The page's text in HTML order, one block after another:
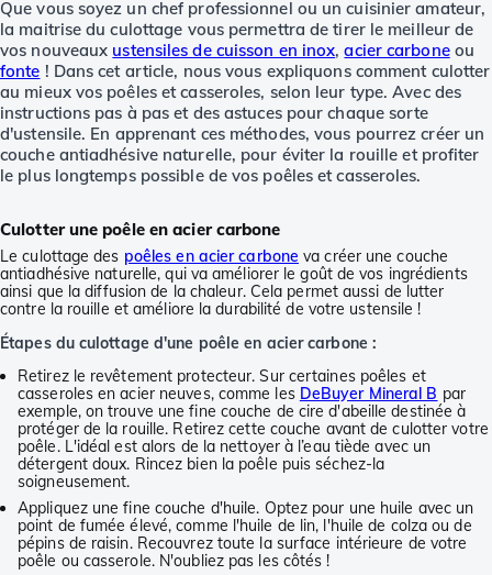
Que vous soyez un chef professionnel ou un cuisinier amateur,
la maitrise du culottage vous permettra de tirer le meilleur de
vos nouveaux ustensiles de cuisson en inox,acier carboneou
fonte ! Dans cet article, nous vous expliquons comment culotter
au mieux vos poêles et casseroles, selon leur type. Avec des
instructions pas à pas et des astuces pour chaque sorte
d'ustensile. En apprenant ces méthodes, vous pourrez créer un
couche antiadhésive naturelle, pour éviter la rouille et profiter
le plus longtemps possible de vos poêles et casseroles.
Culotter une poêle en acier carbone
Le culottage des poêles en acier carbone va créer une couche
antiadhésive naturelle, qui va améliorer le goût de vos ingrédients
ainsi que la diffusion de la chaleur. Cela permet aussi de lutter
contre la rouille et améliore la durabilité de votre ustensile !
Étapes du culottage d'une poêle en acier carbone :
Retirez le revêtement protecteur. Sur certaines poêles et
casseroles en acier neuves, comme les DeBuyer Mineral B par
exemple, on trouve une fine couche de cire d'abeille destinée à
protéger de la rouille. Retirez cette couche avant de culotter votre
poêle. L'idéal est alors de la nettoyer à l’eau tiède avec un
détergent doux. Rincez bien la poêle puis séchez-la
soigneusement.
Appliquez une fine couche d'huile. Optez pour une huile avec un
point de fumée élevé, comme l'huile de lin, l'huile de colza ou de
pépins de raisin. Recouvrez toute la surface intérieure de votre
poêle ou casserole. N'oubliez pas les côtés !